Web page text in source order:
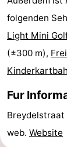
Cadzand
-
Natur
Het
Zwin
Westflandern
Brügge
-
Gent
-
folgenden
Light Mini
(±300 m),
Fur
Breydelstraat
web. Website